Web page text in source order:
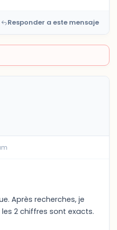
Responder a este mensaje
Après recherches, je
2 chiffres sont exacts.